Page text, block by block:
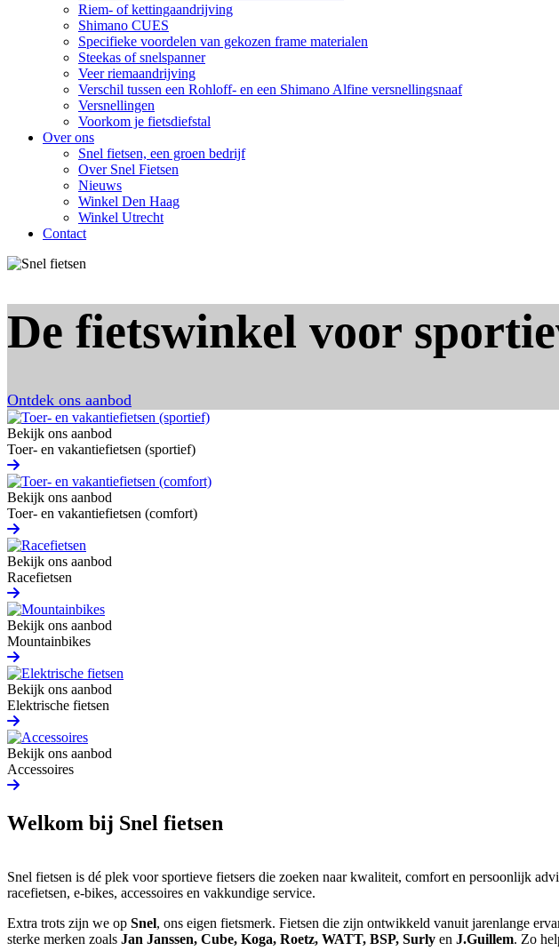
Riem- of kettingaandrijving
Shimano CUES
Specifieke voordelen van gekozen frame materialen
Steekas of snelspanner
Veer riemaandrijving
Verschil tussen een Rohloff- en een Shimano Alfine versnellingsnaaf
Versnellingen
Voorkom je fietsdiefstal
Over ons
Snel fietsen, een groen bedrijf
Over Snel Fietsen
Nieuws
Winkel Den Haag
Winkel Utrecht
Contact
De fietswinkel voor
Ontdek ons aanbod
Bekijk ons aanbod
Toer- en vakantiefietsen (sportief)
Bekijk ons aanbod
Toer- en vakantiefietsen (comfort)
Bekijk ons aanbod
Racefietsen
Bekijk ons aanbod
Mountainbikes
Bekijk ons aanbod
Elektrische fietsen
Bekijk ons aanbod
Accessoires
Welkom bij Snel fietsen
Snel fietsen is dé plek voor sportieve fietsers die zoeken naar kwaliteit, comfort en persoonlijk
racefietsen, e-bikes, accessoires en vakkundige service.
Extra trots zijn we op Snel, ons eigen fietsmerk. Fietsen die zijn ontwikkeld vanuit jarenlange
sterke merken zoals Jan Janssen, Cube, Koga, Roetz, WATT, BSP, Surly en J.Guillem. Zo